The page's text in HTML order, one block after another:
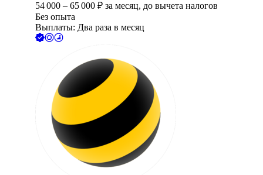
54 000 – 65 000 ₽ за месяц, до вычета налогов
Без опыта
Выплаты: Два раза в месяц